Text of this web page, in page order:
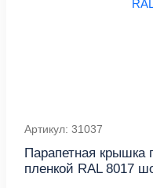
Артикул: 31037
Парапетная
пленкой RAL 8017